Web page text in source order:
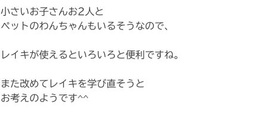
小さいお子さんお2人と
ペットのわんちゃんもいるそうなので、
レイキが使えるといろいろと便利ですね。
また改めてレイキを学び直そうと
お考えのようです^^